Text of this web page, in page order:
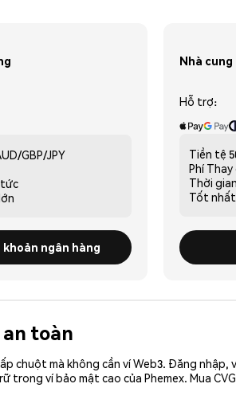
GBP/JPY
khoản ngân hàng
Nhà
Hỗ trợ:
Tiền tệ
Phí Thay
Thời
Tốt
an toàn
chuột mà không cần ví Web3. Đăng nhập,
trong ví bảo mật cao của Phemex. Mua